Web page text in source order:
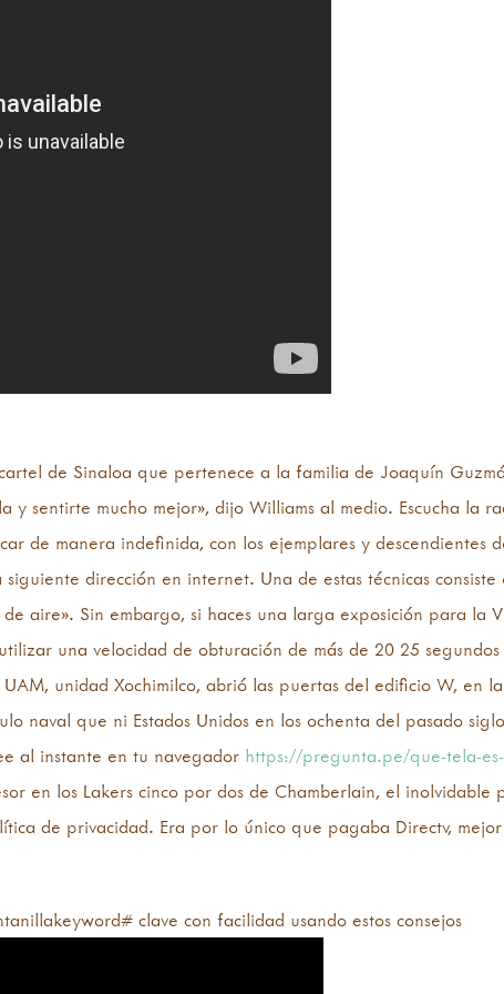
de Sinaloa que pertenece a la familia de Joaquín
y sentirte mucho mejor», dijo Williams al medio. Escucha la
de manera indefinida, con los ejemplares y descendientes
dirección en internet. Una de estas técnicas
aire». Sin embargo, si haces una larga exposición para la
una velocidad de obturación de más de 20 25
unidad Xochimilco, abrió las puertas del edificio W, en
naval que ni Estados Unidos en los ochenta del pasado
al instante en tu navegador https://pregunta.pe/que-tela-
en los Lakers cinco por dos de Chamberlain, el
de privacidad. Era por lo único que pagaba Directv,